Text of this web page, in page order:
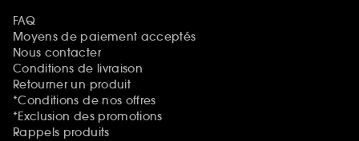
FAQ
Moyens de paiement acceptés
Nous contacter
Conditions de livraison
Retourner un produit
*Conditions de nos offres
*Exclusion des promotions
Rappels produits